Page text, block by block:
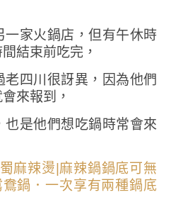
家火鍋店，但有午休時
結束前吃完，
四川很訝異，因為他們
來報到，
是他們想吃鍋時常會來